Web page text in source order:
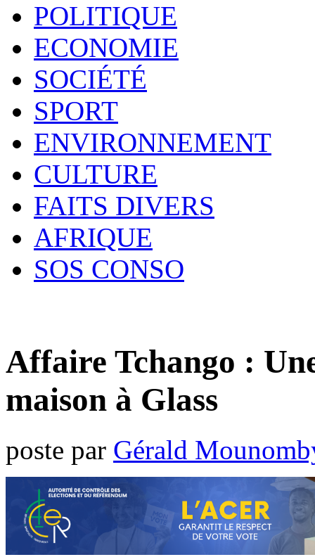
POLITIQUE
ECONOMIE
SOCIÉTÉ
SPORT
ENVIRONNEMENT
CULTURE
FAITS DIVERS
AFRIQUE
SOS CONSO
Affaire Tchango :
maison à Glass
poste par Gérald